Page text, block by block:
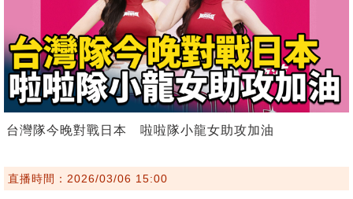
台灣隊今晚對戰日本 啦啦隊小龍女助攻加油
直播時間：2026/03/06 15:00